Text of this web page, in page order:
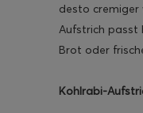
desto cremiger
Aufstrich passt
Brot oder
Kohlrabi-